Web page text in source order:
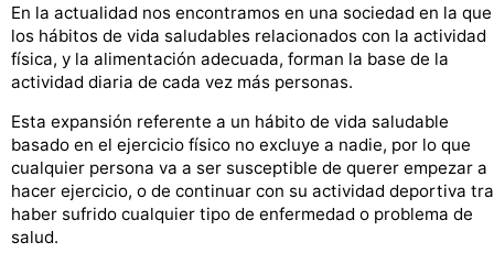
En la actualidad nos encontramos en una sociedad en la que
los hábitos de vida saludables relacionados con la actividad
física, y la alimentación adecuada, forman la base de la
actividad diaria de cada vez más personas.
Esta expansión referente a un hábito de vida saludable
basado en el ejercicio físico no excluye a nadie, por lo que
cualquier persona va a ser susceptible de querer empezar a
hacer ejercicio, o de continuar con su actividad deportiva
haber sufrido cualquier tipo de enfermedad o problema de
salud.